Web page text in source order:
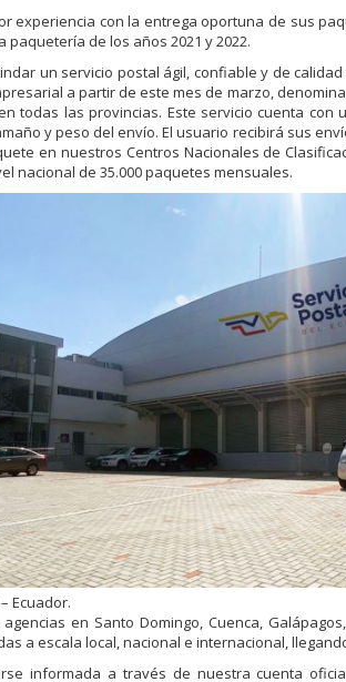
experiencia con la entrega oportuna de sus
de los años 2021 y 2022.
un servicio postal ágil, confiable y de
a partir de este mes de marzo,
todas las provincias. Este servicio cuenta
y peso del envío. El usuario recibirá sus
en nuestros Centros Nacionales de
nacional de 35.000 paquetes mensuales.
Ecuador.
en Santo Domingo, Cuenca,
a escala local, nacional e internacional,
informada a través de nuestra cuenta